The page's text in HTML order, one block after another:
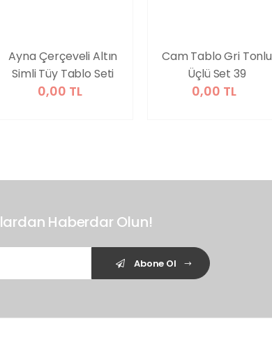
Ayna Çerçeveli Altın
Simli Tüy Tablo Seti
0,00 TL
Cam Tablo Gri Tonlu
Üçlü Set 39
0,00 TL
Haberdar Olun!
Abone Ol